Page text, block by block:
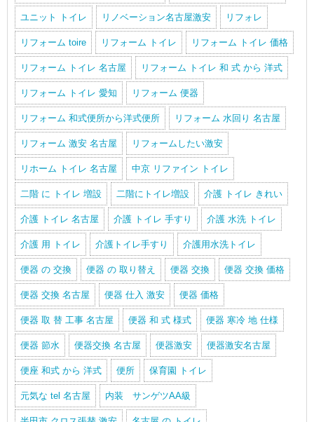
ユニット トイレ リノベーション名古屋激安 リフォレ
リフォーム toire リフォーム トイレ リフォーム トイレ 価格
リフォーム トイレ 名古屋 リフォーム トイレ 和 式 から 洋式
リフォーム トイレ 愛知 リフォーム 便器
リフォーム 和式便所から洋式便所 リフォーム 水回り 名古屋
リフォーム 激安 名古屋 リフォームしたい激安
リホーム トイレ 名古屋 中京 リファイン トイレ
二階 に トイレ 増設 二階にトイレ増設 介護 トイレ きれい
介護 トイレ 名古屋 介護 トイレ 手すり 介護 水洗 トイレ
介護 用 トイレ 介護トイレ手すり 介護用水洗トイレ
便器 の 交換 便器 の 取り替え 便器 交換 便器 交換 価格
便器 交換 名古屋 便器 仕入 激安 便器 価格
便器 取 替 工事 名古屋 便器 和 式 様式 便器 寒冷 地 仕様
便器 節水 便器交換 名古屋 便器激安 便器激安名古屋
便座 和式 から 洋式 便所 保育園 トイレ
元気な tel 名古屋 内装 サンゲツAA級